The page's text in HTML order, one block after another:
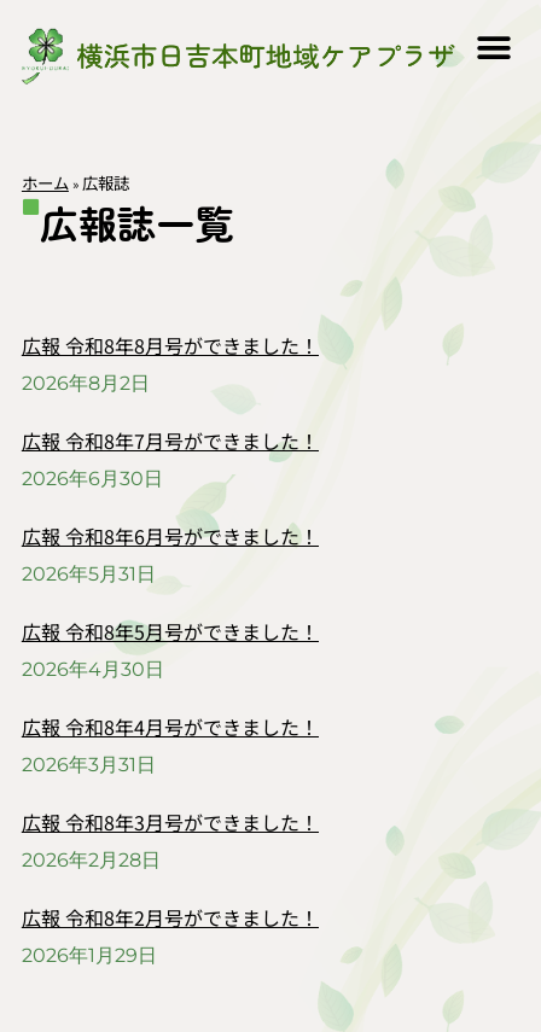
ホーム » 広報誌
広報誌一覧
広報 令和8年8月号ができました！
2026年8月2日
広報 令和8年7月号ができました！
2026年6月30日
広報 令和8年6月号ができました！
2026年5月31日
広報 令和8年5月号ができました！
2026年4月30日
広報 令和8年4月号ができました！
2026年3月31日
広報 令和8年3月号ができました！
2026年2月28日
広報 令和8年2月号ができました！
2026年1月29日